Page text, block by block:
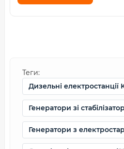
Теги:
Дизельні
Генератори зі
Генератори з